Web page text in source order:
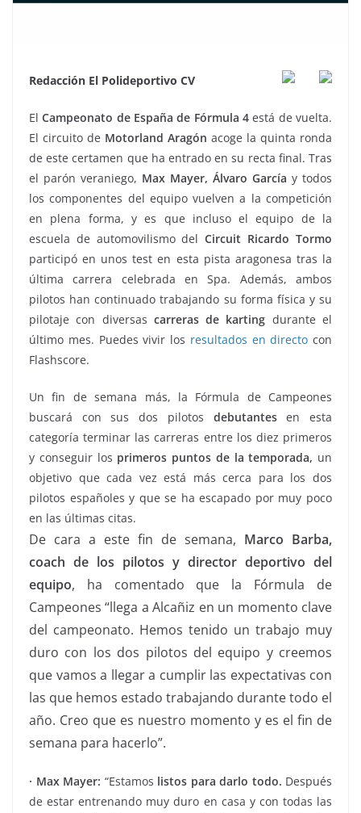
Redacción El Polideportivo CV
ElCampeonato de España de Fórmula 4 está de vuelta.
El circuito de Motorland Aragón acoge la quinta ronda
de este certamen que ha entrado en su recta final. Tras
el parón veraniego, Max Mayer, Álvaro García y todos
los componentes del equipo vuelven a la competición
en plena forma, y es que incluso el equipo de la
escuela de automovilismo delCircuit Ricardo Tormo
participó en unos test en esta pista aragonesa tras la
última carrera celebrada en Spa. Además, ambos
pilotos han continuado trabajando su forma física y su
pilotaje con diversas carreras de karting durante el
último mes. Puedes vivir los resultados en directo con
Flashscore.
Un fin de semana más, la Fórmula de Campeones
buscará con sus dos pilotos debutantesen esta
categoría terminar las carreras entre los diez primeros
y conseguir los primeros puntos de la temporada, un
objetivo que cada vez está más cerca para los dos
pilotos españoles y que se ha escapado por muy poco
en las últimas citas.
De cara a este fin de semana, Marco Barba,
coach de los pilotos y director deportivo del
equipo, ha comentado que la Fórmula de
Campeones “llega a Alcañiz en un momento clave
del campeonato. Hemos tenido un trabajo muy
duro con los dos pilotos del equipo y creemos
que vamos a llegar a cumplir las expectativas con
las que hemos estado trabajando durante todo el
año. Creo que es nuestro momento y es el fin de
semana para hacerlo”.
· Max Mayer: “Estamos listos para darlo todo. Después
de estar entrenando muy duro en casa y con todas las